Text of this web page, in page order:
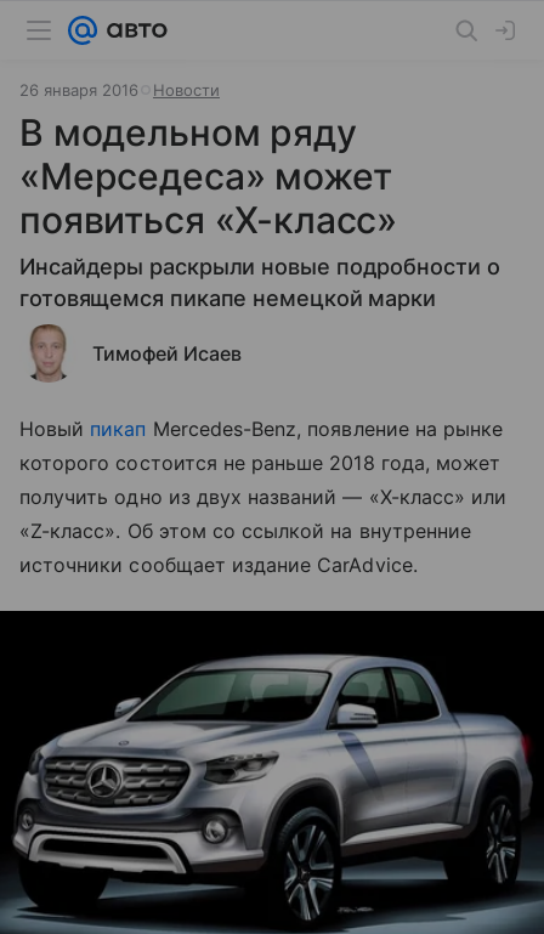
26 января 2016 Новости
В модельном ряду
«Мерседеса» может
появиться «Х-класс»
Инсайдеры раскрыли новые подробности о
готовящемся пикапе немецкой марки
Тимофей Исаев
Новый пикап Mercedes-Benz, появление на рынке
которого состоится не раньше 2018 года, может
получить одно из двух названий — «X-класс» или
«Z-класс». Об этом со ссылкой на внутренние
источники сообщает издание CarAdvice.